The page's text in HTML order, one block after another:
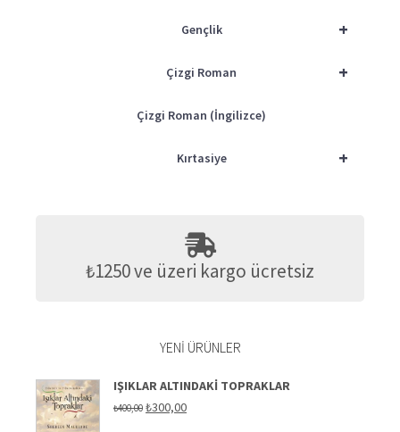
+
Gençlik
+
Çizgi Roman
Çizgi Roman (İngilizce)
+
Kırtasiye
₺1250 ve üzeri kargo ücretsiz
YENI ÜRÜNLER
IŞIKLAR ALTINDAKI TOPRAKLAR
₺400,00 Orijinal
fiyat:
₺300,00Şu
andaki